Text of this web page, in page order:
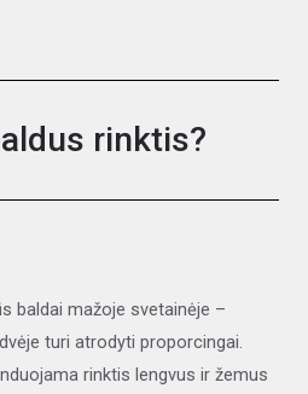
rinktis?
baldai mažoje svetainėje –
turi atrodyti proporcingai.
rinktis lengvus ir žemus